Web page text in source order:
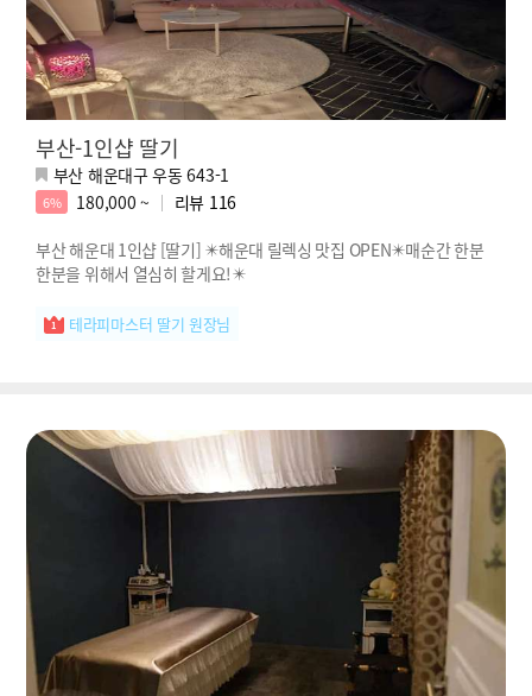
부산-1인샵 딸기
부산 해운대구 우동 643-1
6% 180,000 ~ 리뷰 116
부산 해운대 1인샵 [딸기] ✴️해운대 릴렉싱 맛집 OPEN✴️매순간 한분
한분을 위해서 열심히 할게요!✴️
테라피마스터 딸기 원장님